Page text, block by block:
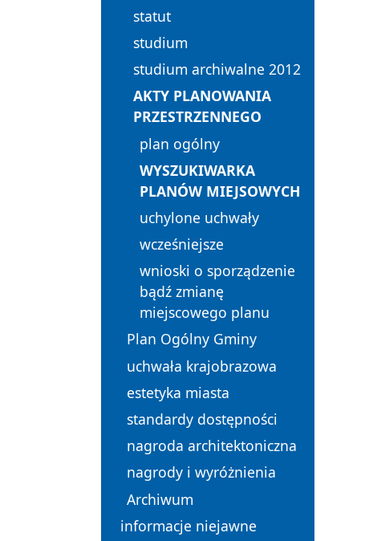
statut
studium
studium archiwalne 2012
AKTY PLANOWANIA
PRZESTRZENNEGO
plan ogólny
WYSZUKIWARKA
PLANÓW MIEJSOWYCH
uchylone uchwały
wcześniejsze
wnioski o sporządzenie
bądź zmianę
miejscowego planu
Plan Ogólny Gminy
uchwała krajobrazowa
estetyka miasta
standardy dostępności
nagroda architektoniczna
nagrody i wyróżnienia
Archiwum
informacje niejawne